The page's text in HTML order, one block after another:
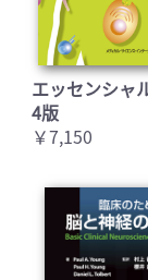
エッセンシャ
4版
￥7,150